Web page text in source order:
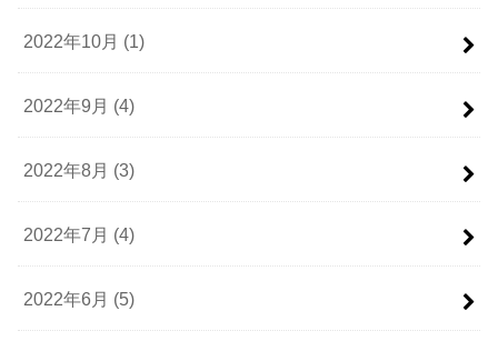
2022年10月 (1)
2022年9月 (4)
2022年8月 (3)
2022年7月 (4)
2022年6月 (5)